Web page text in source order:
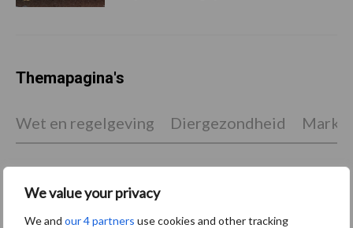
We value your privacy
We and our 4 partners use cookies and other tracking
Themapagina's
Wet en regelgeving Diergezondheid
Vleeskuikens Vermeerdering